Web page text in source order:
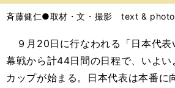
バ
斉藤健仁●取材・文・撮影 text &
９月20日に行なわれる「日本代表
幕戦から計44日間の日程で、いよい
カップが始まる。日本代表は本番に